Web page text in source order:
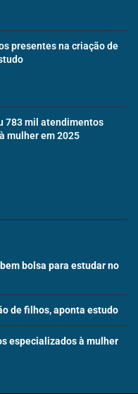
presentes na criação de
783 mil atendimentos
mulher em 2025
bolsa para estudar no
de filhos, aponta estudo
especializados à mulher